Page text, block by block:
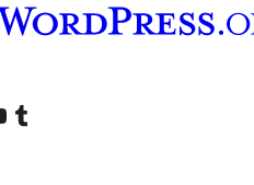
যান আমাদের টাম্বলার অ্যাকাউন্ট দেখুন